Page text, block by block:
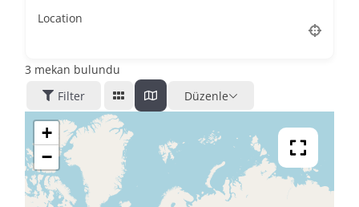
Location
3 mekan bulundu
Filter
Düzenle
+
−